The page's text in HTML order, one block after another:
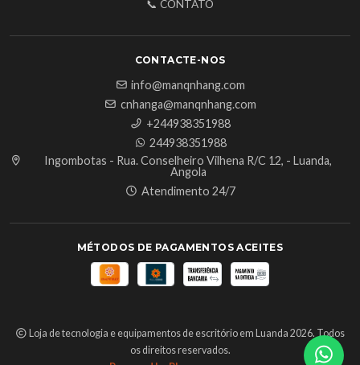
📞 CONTATO
CONTACTE-NOS
info@manqnhang.com
cnhanga@manqnhang.com
+244938351988
244938351988
Ingombotas - Rua. Conselheiro Vilhena R/C 12, - Luanda,
Angola
Atendimento 24/7
MÉTODOS DE PAGAMENTOS ACEITES
Loja de tecnologia e equipamentos de escritório em Luanda 2026. Todos
os direitos reservados.